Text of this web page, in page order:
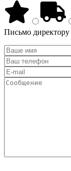
Письмо директору